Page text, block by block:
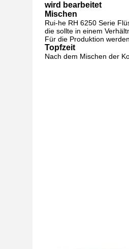
wird bearbeitet
Mischen
Rui-he RH 6250 Serie
die sollte in einem
Für die Produktion
Topfzeit
Nach dem Mischen der